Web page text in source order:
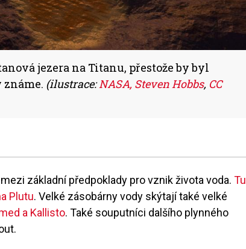
jezera na Titanu, přestože by byl
(ilustrace:NASA, Steven Hobbs, CC
základní předpoklady pro vznik života voda.Tu
Plutu. Velké zásobárny vody skýtají také velké
a Kallisto. Také souputníci dalšího plynného